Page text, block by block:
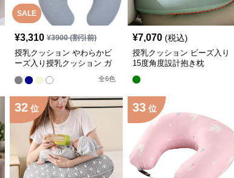
SALE
¥3,310 ¥3900(割引前)
授乳クッション やわらかビ
ーズ入り授乳クッション ガ
全6色
¥7,070 (税込)
授乳クッション ビーズ入り
15度角度設計抱き枕
32 位 33 位